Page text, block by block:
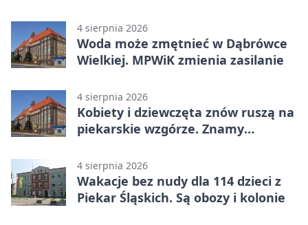
4 sierpnia 2026
Woda może zmętnieć w Dąbrówce
Wielkiej. MPWiK zmienia zasilanie
4 sierpnia 2026
Kobiety i dziewczęta znów ruszą na
piekarskie wzgórze. Znamy
4 sierpnia 2026
Wakacje bez nudy dla 114 dzieci z
Piekar Śląskich. Są obozy i kolonie